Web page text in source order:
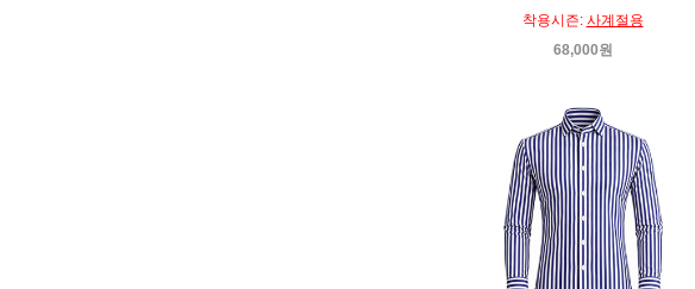
착용시즌: 사계절용
68,000원